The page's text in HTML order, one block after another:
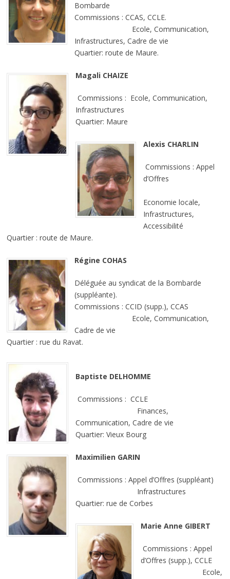
Bombarde
Commissions : CCAS, CCLE.
Ecole, Communication,
Infrastructures, Cadre de vie
Quartier: route de Maure.
Magali CHAIZE
Commissions : Ecole, Communication,
Infrastructures
Quartier: Maure
Alexis CHARLIN
Commissions : Appel
d’Offres
Economie locale,
Infrastructures,
Accessibilité
Quartier : route de Maure.
Régine COHAS
Déléguée au syndicat de la Bombarde
(suppléante).
Commissions : CCID (supp.), CCAS
Ecole, Communication,
Cadre de vie
Quartier : rue du Ravat.
Baptiste DELHOMME
Commissions : CCLE
Finances,
Communication, Cadre de vie
Quartier: Vieux Bourg
Maximilien GARIN
Commissions : Appel d’Offres (suppléant)
Infrastructures
Quartier: rue de Corbes
Marie Anne GIBERT
Commissions : Appel
d’Offres (supp.), CCLE
Ecole,